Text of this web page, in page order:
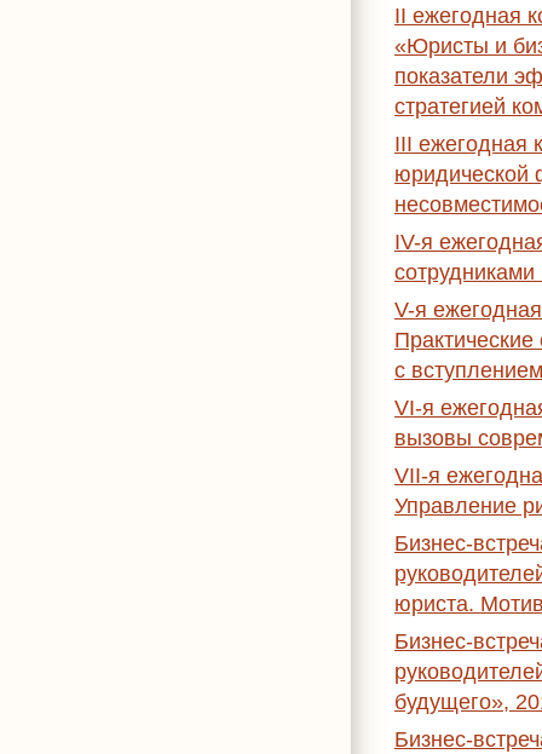
II ежегодная
«Юристы и
показатели
стратегией
III ежегодная
юридической
IV-я
V-я
с
VI-я
вызовы
VII-я
Управление
Бизнес-
юриста.
Бизнес-
будущего»,
Бизнес-